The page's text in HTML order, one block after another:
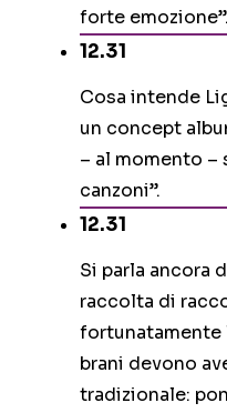
forte emozione”.
12.31
Cosa intende
un concept
– al momento –
canzoni”.
12.31
Si parla ancora
raccolta di
fortunatamente
brani devono
tradizionale: